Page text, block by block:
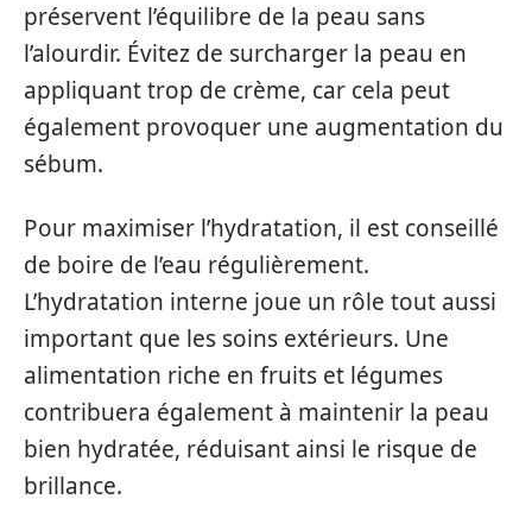
préservent l’équilibre de la peau sans
l’alourdir. Évitez de surcharger la peau en
appliquant trop de crème, car cela peut
également provoquer une augmentation du
sébum.
Pour maximiser l’hydratation, il est conseillé
de boire de l’eau régulièrement.
L’hydratation interne joue un rôle tout aussi
important que les soins extérieurs. Une
alimentation riche en fruits et légumes
contribuera également à maintenir la peau
bien hydratée, réduisant ainsi le risque de
brillance.